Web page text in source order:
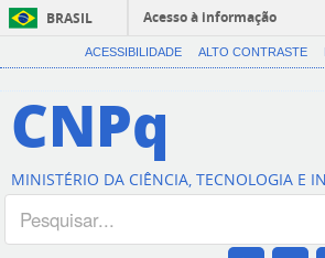
BRASIL
Acesso à informação
ACESSIBILIDADE ALTO CONTRASTE
CNPq
MINISTÉRIO DA CIÊNCIA, TECNOLOGIA E